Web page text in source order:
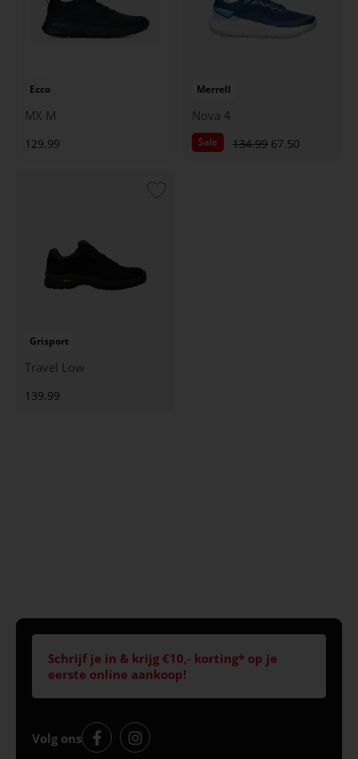
Ecco
MX M
129.99
Merrell
Nova 4
Sale 134.99 67.50
Grisport
Travel Low
139.99
Schrijf je in & krijg €10,- korting* op je
eerste online aankoop!
Volg ons